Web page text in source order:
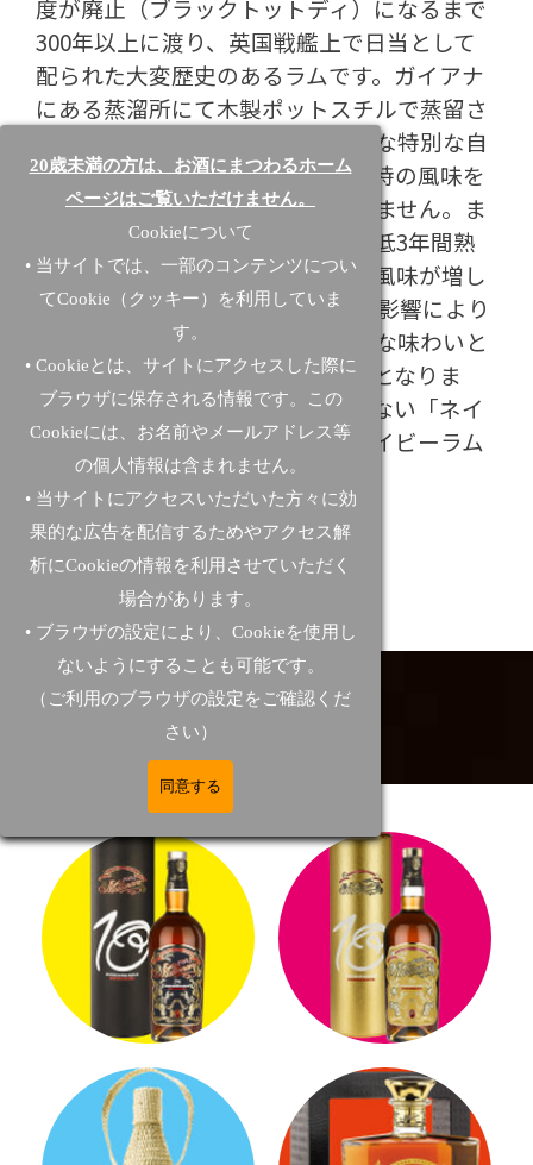
20歳未満の方は、お酒にまつわるホーム
ページはご覧いただけません。
Cookieについて
• 当サイトでは、一部のコンテンツについ
てCookie（クッキー）を利用していま
す。
• Cookieとは、サイトにアクセスした際に
ブラウザに保存される情報です。この
Cookieには、お名前やメールアドレス等
の個人情報は含まれません。
• 当サイトにアクセスいただいた方々に効
果的な広告を配信するためやアクセス解
析にCookieの情報を利用させていただく
場合があります。
• ブラウザの設定により、Cookieを使用し
ないようにすることも可能です。
（ご利用のブラウザの設定をご確認くだ
さい）
同意する
度が廃止（ブラックトットディ）になるまで
300年以上に渡り、英国戦艦上で日当として
配られた大変歴史のあるラムです。ガイアナ
にある蒸溜所にて木製ポットスチルで蒸留さ
れることにより「フルでリッチ」な特別な自
然な味わいが得られます。この独特の風味を
他のスチルで実現することはできません。ま
たチャードオークバーボン樽で最低3年間熟
成されることにより、滑らかさと風味が増し
ます。 またガイアナの熱帯気候の影響により
熟成が進み、独特の風味、リッチな味わいと
スムースなまろやかさのあるラムとなりま
す。木製スチルで蒸留のされていない「ネイ
ビースタイル」のラムと本物のネイビーラム
をお間違えなく！
国内受賞歴はこちら